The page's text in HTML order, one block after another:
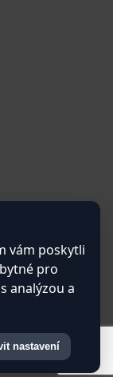
v pravém
Nebojte se
vám poskytli
pro
analýzou a
nastavení